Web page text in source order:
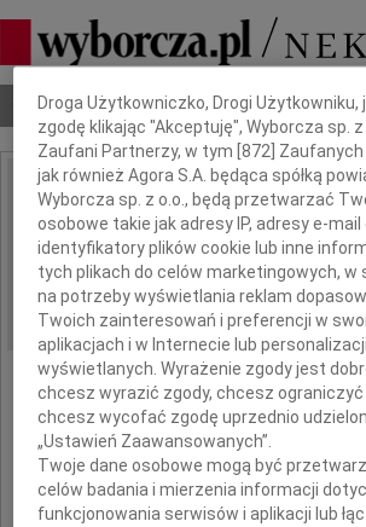
Nekrologi Odeszli Poradnik pogrzebowy
IMIĘ I NAZWISKO: Zofia
REGION: Warszawa
DATA EMISJI: 05.08.2009
odeszła nasza
Dbamy o Twoją prywatność
Droga Użytkowniczko, Drogi Użytkowniku,
zgodę klikając "Akceptuję", Wyborcza sp. z
Zaufani Partnerzy, w tym [872 ]
jak również Agora S.A. będąca spółką
Wyborcza sp. z o.o., będą przetwarzać
osobowe takie jak adresy IP, adresy e-mail
identyfikatory plików cookie lub inne
tych plikach do celów marketingowych, w
na potrzeby wyświetlania reklam
Twoich zainteresowań i preferencji w
aplikacjach i w Internecie lub
wyświetlanych. Wyrażenie zgody jest
chcesz wyrazić zgody, chcesz ograniczyć
chcesz wycofać zgodę uprzednio
„Ustawień Zaawansowanych”.
Twoje dane osobowe mogą być
celów badania i mierzenia informacji
funkcjonowania serwisów i aplikacji lub